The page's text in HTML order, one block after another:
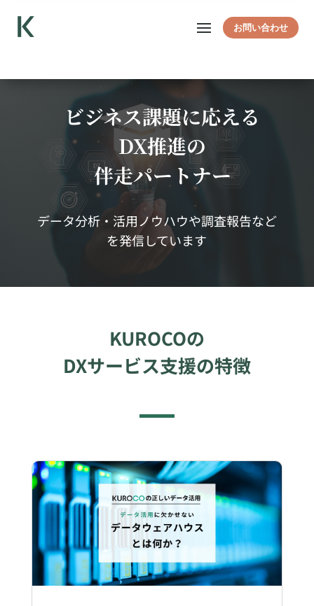
お問い合わせ
ビジネス課題に応える
DX推進の
伴走パートナー
データ分析・活用ノウハウや調査報告など
を発信しています
KUROCOの
DXサービス支援の特徴